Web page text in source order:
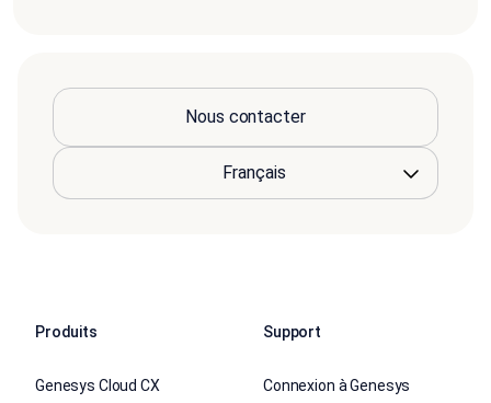
Nous contacter
Produits
Genesys Cloud CX
Support
Connexion à Genesys